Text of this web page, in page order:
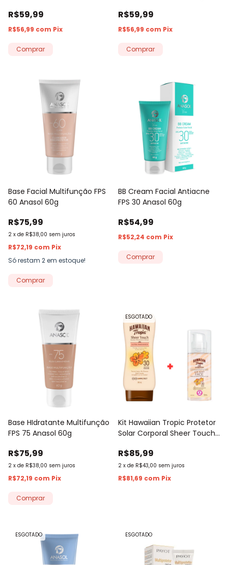
R$59,99
R$56,99 com Pix
R$59,99
R$56,99 com Pix
Comprar
Base Facial Multifunção FPS
60 Anasol 60g
R$75,99
2 x de R$38,00 sem juros
R$72,19 com Pix
Só restam 2em estoque!
Comprar
BB Cream Facial Antiacne
FPS 30 Anasol 60g
R$54,99
R$52,24 com Pix
Base HIdratante Multifunção
FPS 75 Anasol 60g
R$75,99
2 x de R$38,00 sem juros
R$72,19 com Pix
ESGOTADO
Kit Hawaiian Tropic Protetor
Solar Corporal Sheer Touch
Solar Facial Air Soft Face FPS
30 50ml
R$85,99
2 x de R$43,00 sem juros
R$81,69 com Pix
ESGOTADO ESGOTADO